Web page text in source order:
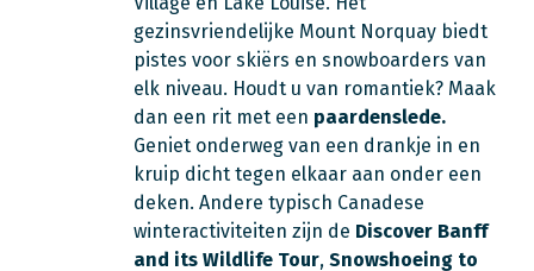
gezinsvriendelijke Mount Norquay biedt
pistes voor skiërs en snowboarders van
elk niveau. Houdt u van romantiek? Maak
dan een rit met een paardenslede.
Geniet onderweg van een drankje in en
kruip dicht tegen elkaar aan onder een
deken. Andere typisch Canadese
winteractiviteiten zijn de Discover Banff
and its Wildlife Tour, Snowshoeing to